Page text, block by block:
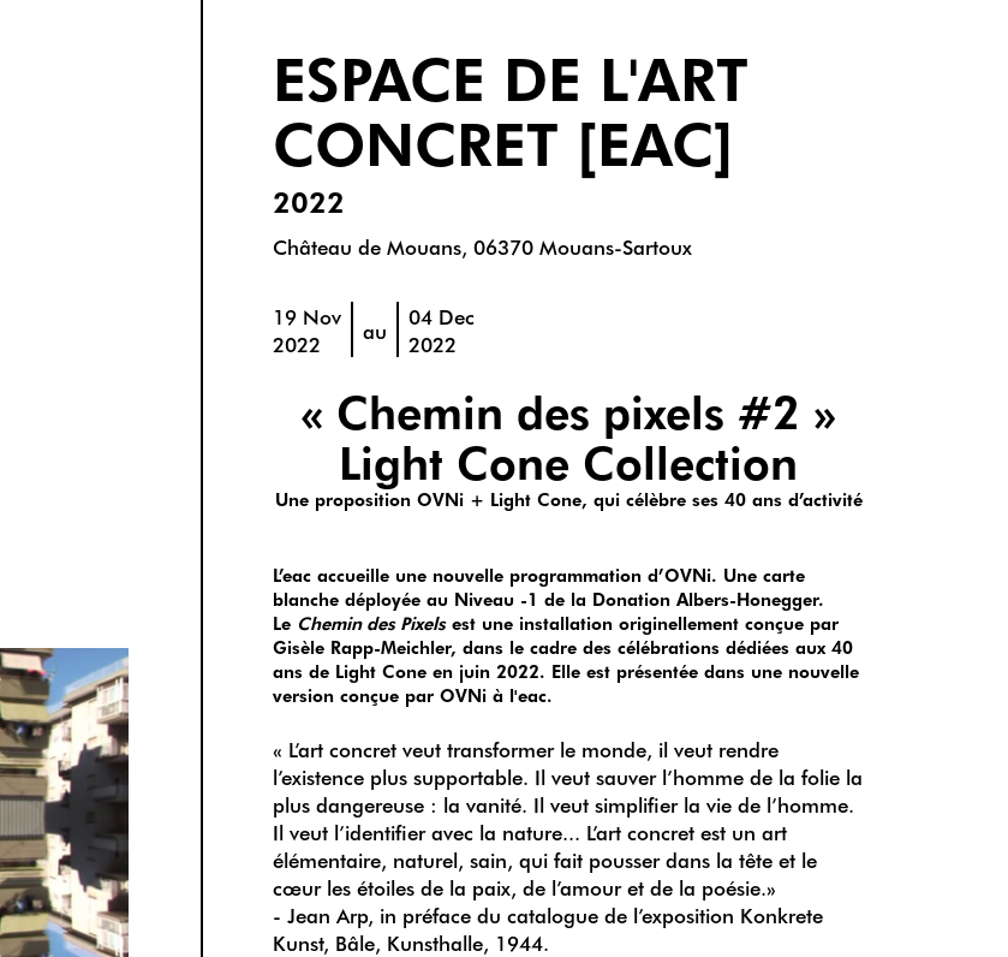
ESPACE DE L'ART
CONCRET [EAC]
2022
Château de Mouans, 06370 Mouans-Sartoux
19 Nov
2022
au
04 Dec
2022
« Chemin des pixels #2 »
Light Cone Collection
Une proposition OVNi + Light Cone, qui célèbre ses 40 ans d’activité
L’eac accueille une nouvelle programmation d’OVNi. Une carte
blanche déployée au Niveau -1 de la Donation Albers-Honegger.
Le Chemin des Pixelsest une installation originellement conçue par
Gisèle Rapp-Meichler, dans le cadre des célébrations dédiées aux 40
ans de Light Cone en juin 2022. Elle est présentée dans une nouvelle
version conçue par OVNi à l'eac.
« L’art concret veut transformer le monde, il veut rendre
l’existence plus supportable. Il veut sauver l’homme de la folie la
plus dangereuse : la vanité. Il veut simplifier la vie de l’homme.
Il veut l’identifier avec la nature... L’art concret est un art
élémentaire, naturel, sain, qui fait pousser dans la tête et le
cœur les étoiles de la paix, de l’amour et de la poésie.»
- Jean Arp, in préface du catalogue de l’exposition Konkrete
Kunst, Bâle, Kunsthalle, 1944.